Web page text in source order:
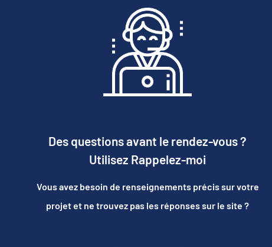
Des questions avant le rendez-vous ?
Utilisez Rappelez-moi
Vous avez besoin de renseignements précis sur votre
projet et ne trouvez pas les réponses sur le site ?